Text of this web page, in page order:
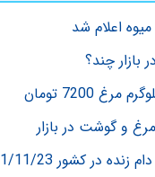
اعلام شد
چند؟
7200 تومان
و گوشت در بازار
در کشور 1401/11/23